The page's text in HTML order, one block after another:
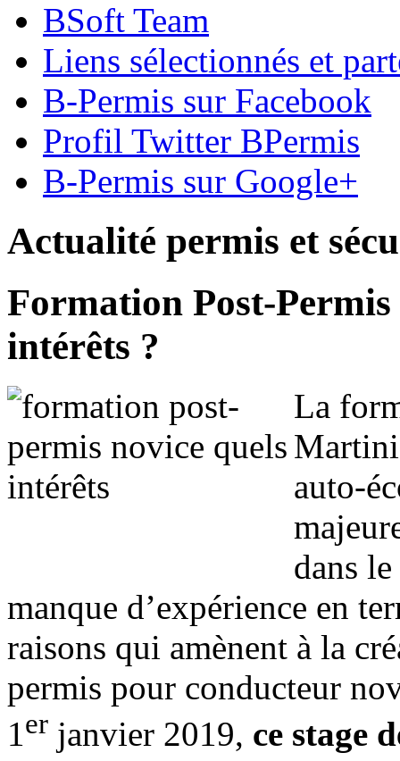
BSoft Team
Liens sélectionnés et
B-Permis sur Facebook
Profil Twitter BPermis
B-Permis sur Google+
Actualité permis et
Formation Post-
intérêts ?
La
auto-
dans
manque d’expérience en
raisons qui amènent à la
permis pour conducteur
1er janvier 2019, ce stage